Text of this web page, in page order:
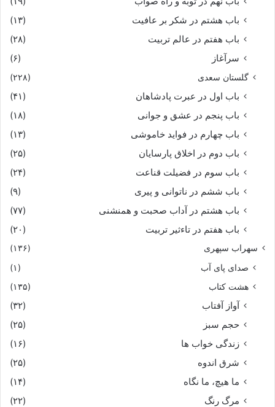
باب هشتم در شکر بر عافیت
(۱۳)
باب هفتم در عالم تربیت
(۲۸)
سرآغاز
(۶)
گلستان سعدی (۲۲۸)
باب اول در عبرت پادشاهان
(۴۱)
باب پنجم در عشق و جوانى
(۱۸)
باب چهارم در فواید خاموشى
(۱۳)
باب دوم در اخلاق پارسایان
(۲۵)
باب سوم در فضیلت قناعت
(۲۴)
باب ششم در ناتوانى و پیرى
(۹)
باب هشتم در آداب صحبت و همنشنى
(۷۷)
باب هفتم در تاءثیر تربیت
(۲۰)
سهراب سپهری (۱۳۶)
صدای پای آب
(۱)
هشت کتاب
(۱۳۵)
آواز آفتاب
(۳۲)
حجم سبز
(۲۵)
زندگی خواب ها
(۱۶)
شرق اندوه
(۲۵)
ما هیچ، ما نگاه
(۱۴)
مرگ رنگ
(۲۲)